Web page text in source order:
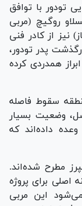
تودور با توافق
روگیچ (مربی
نیز از کادر فنی
پدر تودور،
همدردی کرده
سقوط فاصله
وضعیت بسیار
داده‌اند که
مطرح شده‌اند.
اصلی برای پروژه
این مربی